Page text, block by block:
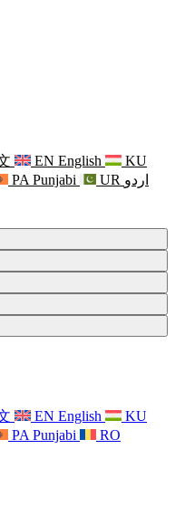
EN English
KU
PA Punjabi UR اردو
maternității
sănătății mintale
EN English
KU
PA Punjabi
RO